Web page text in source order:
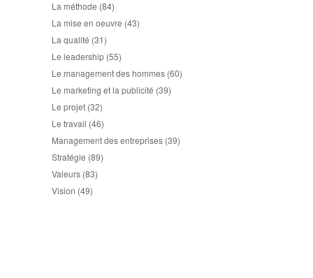
La méthode (84)
La mise en oeuvre (43)
La qualité (31)
Le leadership (55)
Le management des hommes (60)
Le marketing et la publicité (39)
Le projet (32)
Le travail (46)
Management des entreprises (39)
Stratégie (89)
Valeurs (83)
Vision (49)